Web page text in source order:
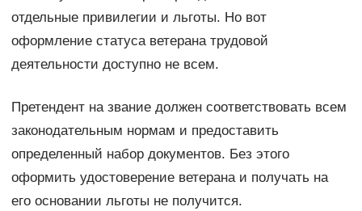
отдельные привилегии и льготы. Но вот
оформление статуса ветерана трудовой
деятельности доступно не всем.
Претендент на звание должен соответствовать всем
законодательным нормам и предоставить
определенный набор документов. Без этого
оформить удостоверение ветерана и получать на
его основании льготы не получится.